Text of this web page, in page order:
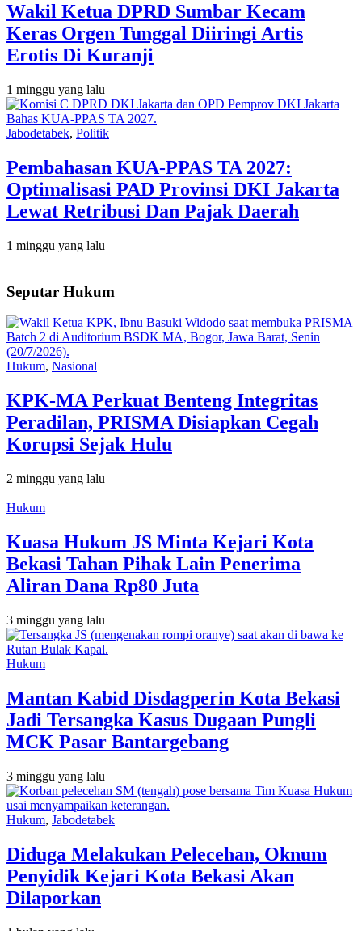
Wakil Ketua DPRD Sumbar Kecam
Keras Orgen Tunggal Diiringi Artis
Erotis Di Kuranji
1 minggu yang lalu
Jabodetabek, Politik
Pembahasan KUA-PPAS TA 2027:
Optimalisasi PAD Provinsi DKI Jakarta
Lewat Retribusi Dan Pajak Daerah
1 minggu yang lalu
Seputar Hukum
Hukum, Nasional
KPK-MA Perkuat Benteng Integritas
Peradilan, PRISMA Disiapkan Cegah
Korupsi Sejak Hulu
2 minggu yang lalu
Hukum
Kuasa Hukum JS Minta Kejari Kota
Bekasi Tahan Pihak Lain Penerima
Aliran Dana Rp80 Juta
3 minggu yang lalu
Hukum
Mantan Kabid Disdagperin Kota Bekasi
Jadi Tersangka Kasus Dugaan Pungli
MCK Pasar Bantargebang
3 minggu yang lalu
Hukum, Jabodetabek
Diduga Melakukan Pelecehan, Oknum
Penyidik Kejari Kota Bekasi Akan
Dilaporkan